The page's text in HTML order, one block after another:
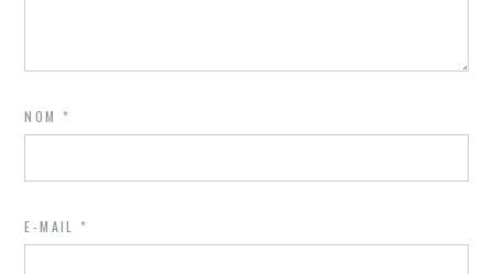
NOM*
E-MAIL*